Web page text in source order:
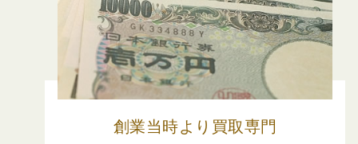
創業当時より買取専門